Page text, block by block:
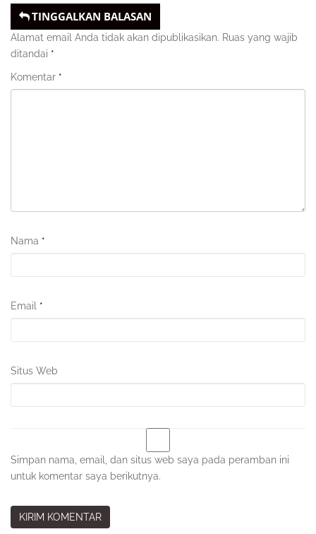
TINGGALKAN BALASAN
Alamat email Anda tidak akan dipublikasikan. Ruas yang wajib
ditandai *
Komentar *
Nama *
Email *
Situs Web
Simpan nama, email, dan situs web saya pada peramban ini
untuk komentar saya berikutnya.